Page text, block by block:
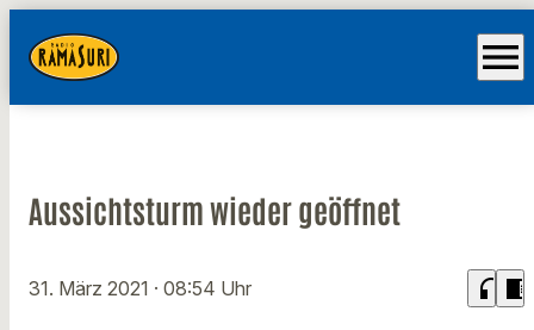
menu
Aussichtsturm wieder geöffnet
31. März 2021 · 08:54 Uhr headphones chrome_reader_mode